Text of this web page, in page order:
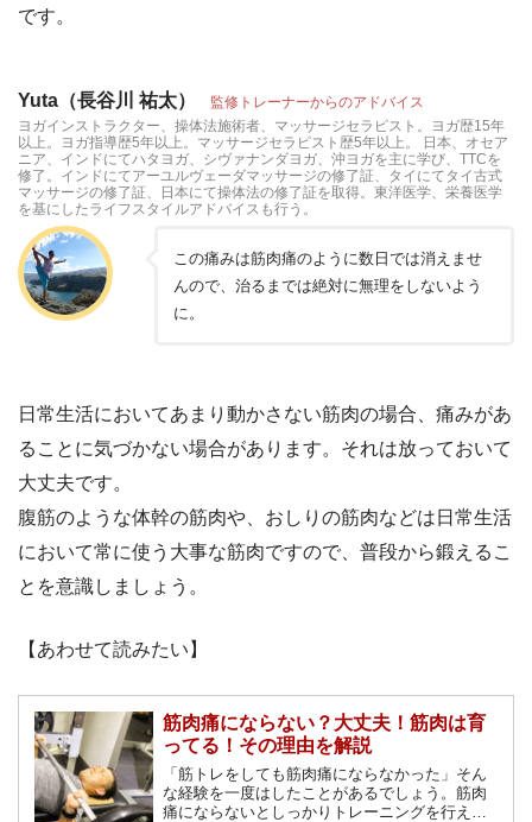
です。
Yuta（長谷川 祐太） 監修トレーナーからのアドバイス
ヨガインストラクター、操体法施術者、マッサージセラピスト。ヨガ歴15年
以上。ヨガ指導歴5年以上。マッサージセラピスト歴5年以上。 日本、オセア
ニア、インドにてハタヨガ、シヴァナンダヨガ、沖ヨガを主に学び、TTCを
修了。インドにてアーユルヴェーダマッサージの修了証、タイにてタイ古式
マッサージの修了証、日本にて操体法の修了証を取得。東洋医学、栄養医学
を基にしたライフスタイルアドバイスも行う。
この痛みは筋肉痛のように数日では消えませ
んので、治るまでは絶対に無理をしないよう
に。
日常生活においてあまり動かさない筋肉の場合、痛みがあ
ることに気づかない場合があります。それは放っておいて
大丈夫です。
腹筋のような体幹の筋肉や、おしりの筋肉などは日常生活
において常に使う大事な筋肉ですので、普段から鍛えるこ
とを意識しましょう。
【あわせて読みたい】
筋肉痛にならない？大丈夫！筋肉は育
ってる！その理由を解説
「筋トレをしても筋肉痛にならなかった」そん
な経験を一度はしたことがあるでしょう。筋肉
痛にならないとしっかりトレーニングを行えた